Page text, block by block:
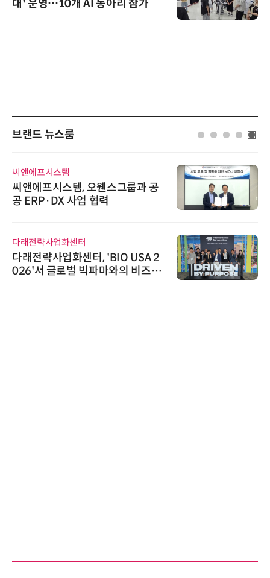
대' 운영…10개 AI 동아리 참가
브랜드 뉴스룸
씨앤에프시스템
씨앤에프시스템, 오웬스그룹과 공
공 ERP·DX 사업 협력
다래전략사업화센터
다래전략사업화센터, 'BIO USA 2
026'서 글로벌 빅파마와의 비즈니